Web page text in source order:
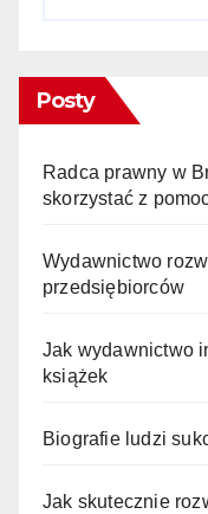
Posty
Radca prawny w
skorzystać z
Wydawnictwo
przedsiębiorców
Jak wydawnictwo
książek
Biografie ludzi
Jak skutecznie